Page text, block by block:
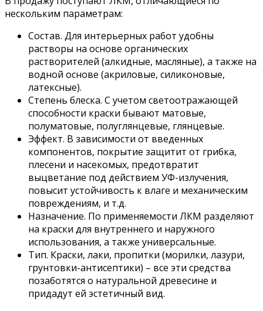
нескольким параметрам:
Состав. Для интерьерных работ удобны
растворы на основе органических
растворителей (алкидные, масляные), а также на
водной основе (акриловые, силиконовые,
латексные).
Степень блеска. С учетом светоотражающей
способности краски бывают матовые,
полуматовые, полуглянцевые, глянцевые.
Эффект. В зависимости от введенных
компонентов, покрытие защитит от грибка,
плесени и насекомых, предотвратит
выцветание под действием УФ-излучения,
повысит устойчивость к влаге и механическим
повреждениям, и т.д.
Назначение. По применяемости ЛКМ разделяют
на краски для внутреннего и наружного
использования, а также универсальные.
Тип. Краски, лаки, пропитки (морилки, лазури,
грунтовки-антисептики) – все эти средства
позаботятся о натуральной древесине и
придадут ей эстетичный вид.